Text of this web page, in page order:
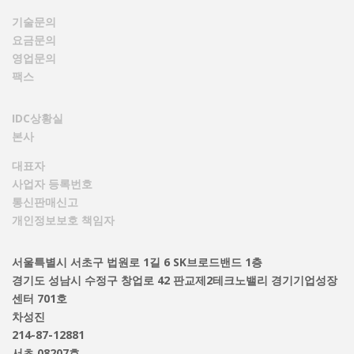
기술문의
요금문의
영업문의
팩스
IDC상황실
본사
대표자
사업자 등록번호
통신판매신고
개인정보보호 책임자
서울특별시 서초구 법원로 1길 6 SK브로드밴드 1층
경기도 성남시 수정구 창업로 42 판교제2테크노밸리 경기기업성장
센터 701호
차성진
214-87-12881